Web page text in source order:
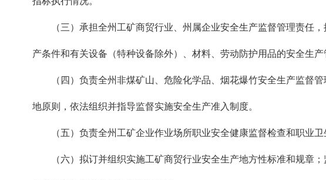
（三）承担全州工矿商贸行业、州属企业安全生产监督管理责任，
产条件和有关设备（特种设备除外）、材料、劳动防护用品的安全生
（四）负责全州非煤矿山、危险化学品、烟花爆竹安全生产监督管
地原则，依法组织并指导监督实施安全生产准入制度。
（五）负责全州工矿企业作业场所职业安全健康监督检查和职业卫
（六）拟订并组织实施工矿商贸行业安全生产地方性标准和规章；